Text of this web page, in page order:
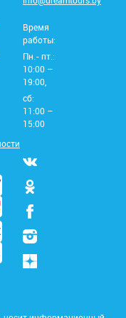
Время
работы:
Пн.- пт.:
10:00 –
19:00,
сб:
11:00 –
15:00